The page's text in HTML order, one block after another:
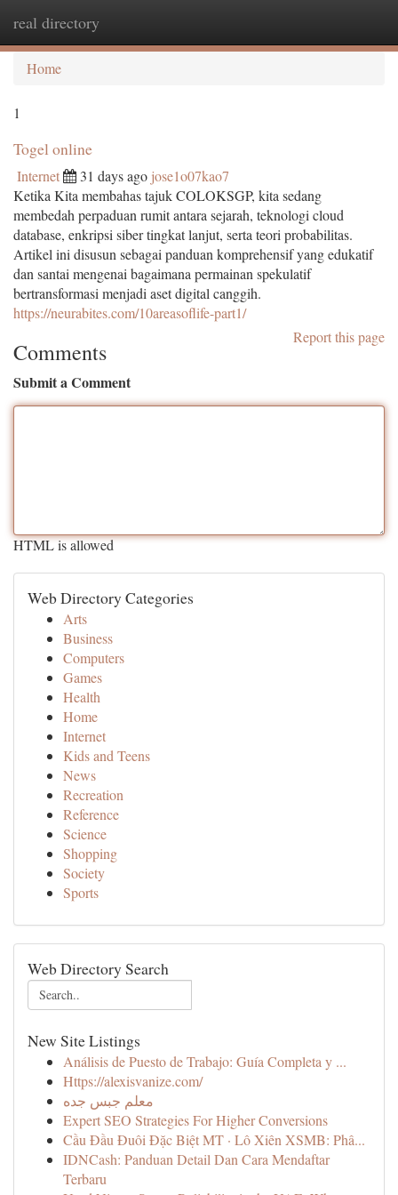
real directory
Home
1
Togel online
Internet 31 days ago jose1o07kao7
Ketika Kita membahas tajuk COLOKSGP, kita sedang
membedah perpaduan rumit antara sejarah, teknologi cloud
database, enkripsi siber tingkat lanjut, serta teori probabilitas.
Artikel ini disusun sebagai panduan komprehensif yang edukatif
dan santai mengenai bagaimana permainan spekulatif
bertransformasi menjadi aset digital canggih.
https://neurabites.com/10areasoflife-part1/
Report this page
Comments
Submit a Comment
HTML is allowed
Web Directory Categories
Arts
Business
Computers
Games
Health
Home
Internet
Kids and Teens
News
Recreation
Reference
Science
Shopping
Society
Sports
Web Directory Search
New Site Listings
Análisis de Puesto de Trabajo: Guía Completa y ...
Https://alexisvanize.com/
معلم جبس جده
Expert SEO Strategies For Higher Conversions
Cầu Đầu Đuôi Đặc Biệt MT · Lô Xiên XSMB: Phâ...
IDNCash: Panduan Detail Dan Cara Mendaftar
Terbaru